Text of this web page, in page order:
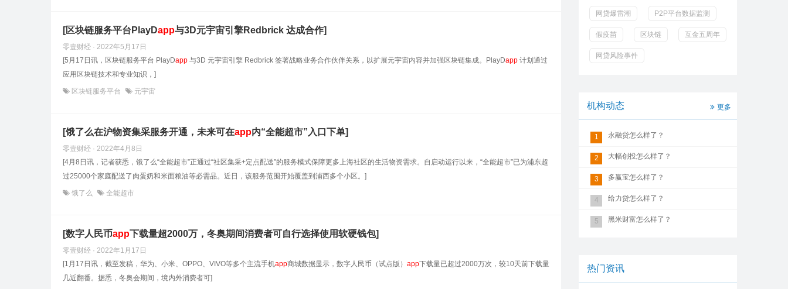
[区块链服务平台PlayDapp与3D元宇宙引擎Redbrick 达成合作]
零壹财经 · 2022年5月17日
[5月17日讯，区块链服务平台 PlayDapp 与3D 元宇宙引擎 Redbrick 签署战略业务合作伙伴关系，以扩展元宇宙内容并加强区块链集成。PlayDapp 计划通过
应用区块链技术和专业知识，]
区块链服务平台 元宇宙
[饿了么在沪物资集采服务开通，未来可在app内“全能超市”入口下单]
零壹财经 · 2022年4月8日
[4月8日讯，记者获悉，饿了么“全能超市”正通过“社区集采+定点配送”的服务模式保障更多上海社区的生活物资需求。自启动运行以来，“全能超市”已为浦东超
过25000个家庭配送了肉蛋奶和米面粮油等必需品。近日，该服务范围开始覆盖到浦西多个小区。]
饿了么 全能超市
[数字人民币app下载量超2000万，冬奥期间消费者可自行选择使用软硬钱包]
零壹财经 · 2022年1月17日
[1月17日讯，截至发稿，华为、小米、OPPO、VIVO等多个主流手机app商城数据显示，数字人民币（试点版） app下载量已超过2000万次，较10天前下载量
几近翻番。据悉，冬奥会期间，境内外消费者可]
网贷爆雷潮 P2P平台数据监测
假疫苗 区块链 互金五周年
网贷风险事件
机构动态 更多
1 永融贷怎么样了？
2 大幅创投怎么样了？
3 多赢宝怎么样了？
4 给力贷怎么样了？
5 黑米财富怎么样了？
热门资讯